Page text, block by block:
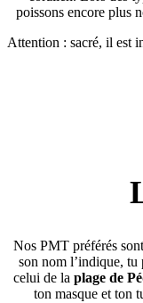
poissons encore plus
Attention : sacré, il est
Nos PMT préférés
son nom l’indique, tu
celui de la plage de
ton masque et ton